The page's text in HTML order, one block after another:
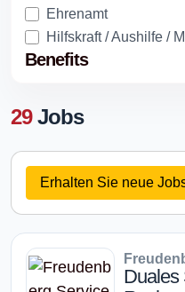
Ehrenamt
Hilfskraft / Aushilfe /
Benefits
29Jobs
Erhalten Sie neue
Duales